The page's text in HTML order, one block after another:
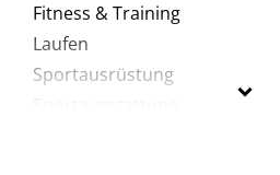
Fitness & Training
Laufen
Sportausrüstung